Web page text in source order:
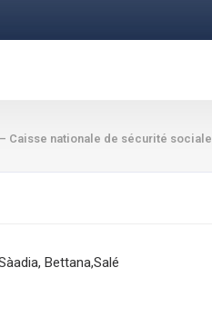
– Caisse nationale de sécurité sociale
Bettana,Salé